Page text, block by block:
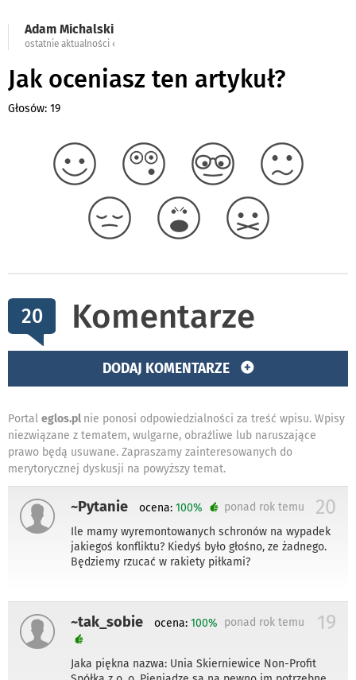
Adam Michalski
ostatnie aktualności ‹
Jak oceniasz ten artykuł?
Głosów: 19
20 Komentarze
DODAJ KOMENTARZE
Portal eglos.pl nie ponosi odpowiedzialności za treść wpisu. Wpisy
niezwiązane z tematem, wulgarne, obraźliwe lub naruszające
prawo będą usuwane. Zapraszamy zainteresowanych do
merytorycznej dyskusji na powyższy temat.
~Pytanie 20
ponad rok temu
ocena: 100%
Ile mamy wyremontowanych schronów na wypadek
jakiegoś konfliktu? Kiedyś było głośno, ze żadnego.
Będziemy rzucać w rakiety piłkami?
~tak_sobie 19
ponad rok temu
ocena: 100%
Jaka piękna nazwa: Unia Skierniewice Non-Profit